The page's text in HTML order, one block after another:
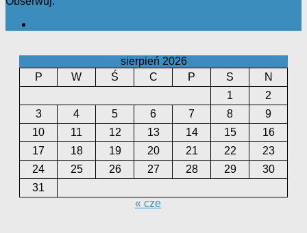
sierpień 2026
P
W Ś C P S
N
1
2
3
4 5 6 7 8
9
10
11 12 13 14 15
16
17
18 19 20 21 22
23
24
25 26 27 28 29
30
31
« cze